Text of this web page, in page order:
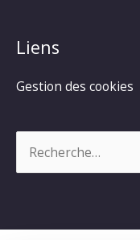
Liens
Gestion des cookies